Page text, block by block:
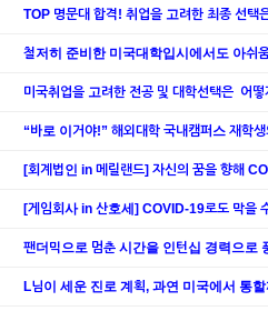
TOP 명문대 합격! 취업을 고려한 최종 선택
철저히 준비한 미국대학입시에서도 아쉬
미국취업을 고려한 전공 및 대학선택은 어
“바로 이거야!” 해외대학 국내캠퍼스 재학
[회계법인 in 메릴랜드] 자신의 꿈을 향해
[게임회사 in 산호세] COVID-19로도 막을
팬더믹으로 멈춘 시간을 인턴십 경력으로
L님이 세운 진로 계획, 과연 미국에서 통